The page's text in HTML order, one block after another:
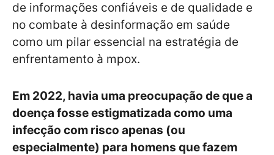
de informações confiáveis e de qualidade e
no combate à desinformação em saúde
como um pilar essencial na estratégia de
enfrentamento à mpox.
Em 2022, havia uma preocupação de que a
doença fosse estigmatizada como uma
infecção com risco apenas (ou
especialmente) para homens que fazem